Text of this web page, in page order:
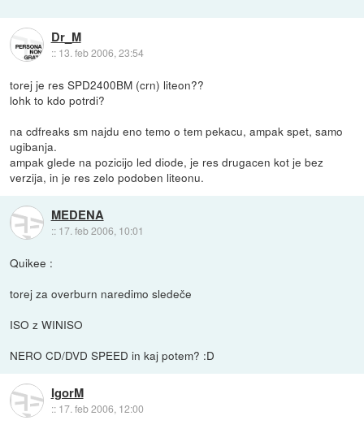
Dr_M
:: 13. feb 2006, 23:54
torej je res SPD2400BM (crn) liteon??
lohk to kdo potrdi?
na cdfreaks sm najdu eno temo o tem pekacu, ampak spet, samo
ugibanja.
ampak glede na pozicijo led diode, je res drugacen kot je bez
verzija, in je res zelo podoben liteonu.
MEDENA
:: 17. feb 2006, 10:01
Quikee :
torej za overburn naredimo sledeče
ISO z WINISO
NERO CD/DVD SPEED in kaj potem? :D
IgorM
:: 17. feb 2006, 12:00